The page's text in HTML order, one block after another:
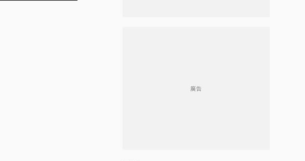
廣告